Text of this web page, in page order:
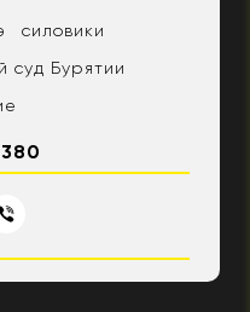
силовики
суд Бурятии